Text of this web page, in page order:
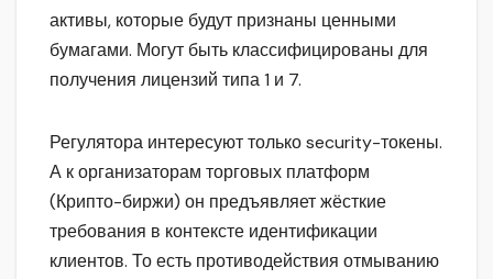
активы, которые будут признаны ценными
бумагами. Могут быть классифицированы для
получения лицензий типа 1 и 7.
Регулятора интересуют только security-токены.
А к организаторам торговых платформ
(Крипто-биржи) он предъявляет жёсткие
требования в контексте идентификации
клиентов. То есть противодействия отмыванию